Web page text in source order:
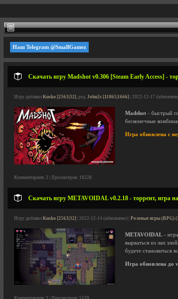
Наш Telegram @SmallGamez
Скачать игру Madshot v0.306 [Steam Early Access] -
Игру добавил Kusko [2563|32], ред. John2s [11865|1666] | 2022-12-17
Madshot - быстрый
бесконечные
Игра обновлена с
Комментариев: 2 | Просмотров: 10228
Скачать игру METAVOIDAL v0.2.18 - торрент, игра
Игру добавил Kusko [2563|32] | 2022-12-14 (обновлено) | Ролевые игры (RPG)
METAVOIDAL -
вырваться из лап
будете становиться
Игра обновлена до
Комментариев: 2 | Просмотров: 5139